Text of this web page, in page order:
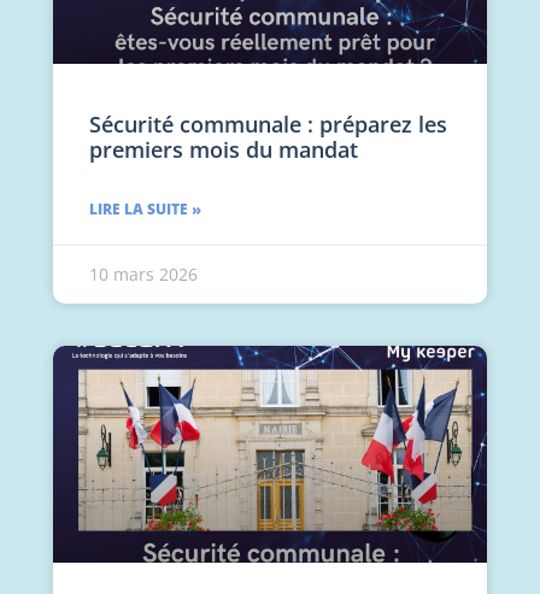
Sécurité communale : préparez les
premiers mois du mandat
LIRE LA SUITE »
10 mars 2026